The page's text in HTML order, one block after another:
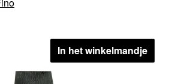
In het winkelmandje